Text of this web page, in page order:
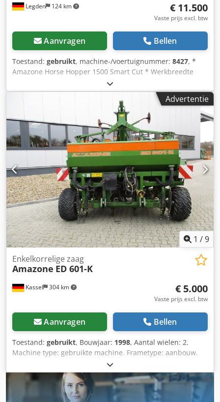
Legden 124 km € 11.500
Vaste prijs excl. btw
Aanvragen Bellen
Toestand: gebruikt, machine-/voertuignummer: 8427, *
Amazone Horse Hopper 1500 Smart Cut * Werkbreedte
1,50 m Dksderhy H Rjpfx Agmor * 1.500 l opvangbak
inhoud * Tractor 3-punts ophanging * H60 vleugelmessen
* Steunwielen * Mulch-inrichting * Aandrijfas met vrijloop
* Opvangbak met hydraulische bodemlediging *
Rotatiesnelheid 2.650 tpm * Vulstandindicator -----Interne
voertuignummer: 8427 WhatsApp-support beschikbaar! Bij
vragen over het voertuig of voor meer informatie kunt u
ons gemakkelijk via WhatsApp bereiken Whatsapp
Whatsapp ----Fouten & tussentijdse verkoop
voorbehouden.
Advertentie
1 /9
Kassel 304 km
Enkelkorrelige zaag
Amazone ED 601-K
€ 5.000
Vaste prijs excl. btw
Aanvragen Bellen
Toestand: gebruikt, Bouwjaar: 1998, Aantal wielen: 2.
Machine type: gebruikte machine. Frametype: aanbouw.
Bemestingsinrichting / mestschroef. Dsdpfor Ncfqsx
Agmokr